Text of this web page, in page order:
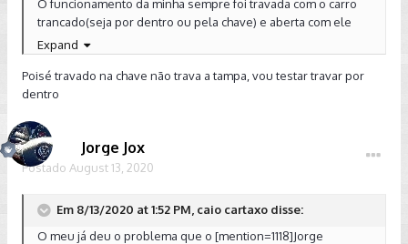
O funcionamento da minha sempre foi travada com o carro
trancado(seja por dentro ou pela chave) e aberta com ele
destrancado (o que acredito ser o normal.)
Expand
Poisé travado na chave não trava a tampa, vou testar travar por
dentro
Jorge Jox
Postado August 13, 2020
Em 8/13/2020 at 1:52 PM, caio cartaxo disse:
O meu já deu o problema que o [mention=1118]Jorge